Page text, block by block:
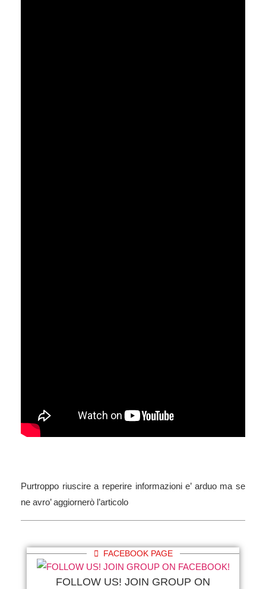
Purtroppo riuscire a reperire informazioni e’ arduo ma se
ne avro’ aggiornerò l’articolo
FACEBOOK PAGE
FOLLOW US! JOIN GROUP ON